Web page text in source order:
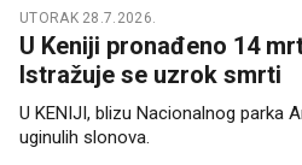
UTORAK 28.7.2026.
U Keniji pronađeno 14
Istražuje se uzrok smrti
U KENIJI, blizu Nacionalnog parka
uginulih slonova.